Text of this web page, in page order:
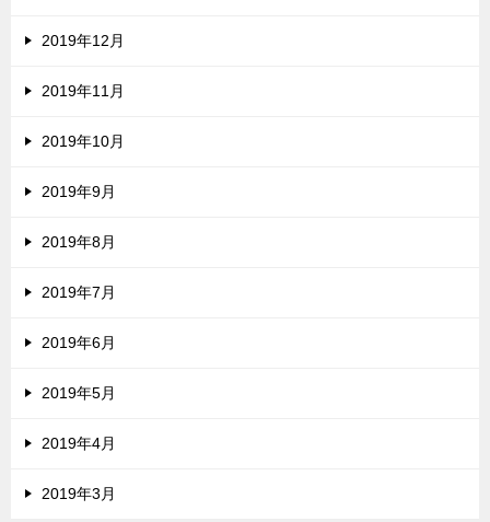
2019年12月
2019年11月
2019年10月
2019年9月
2019年8月
2019年7月
2019年6月
2019年5月
2019年4月
2019年3月